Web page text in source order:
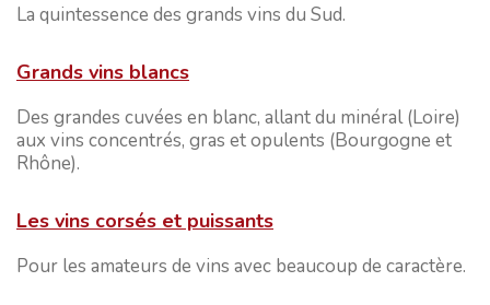
La quintessence des grands vins du Sud.
Grands vins blancs
Des grandes cuvées en blanc, allant du minéral (Loire)
aux vins concentrés, gras et opulents (Bourgogne et
Rhône).
Les vins corsés et puissants
Pour les amateurs de vins avec beaucoup de caractère.